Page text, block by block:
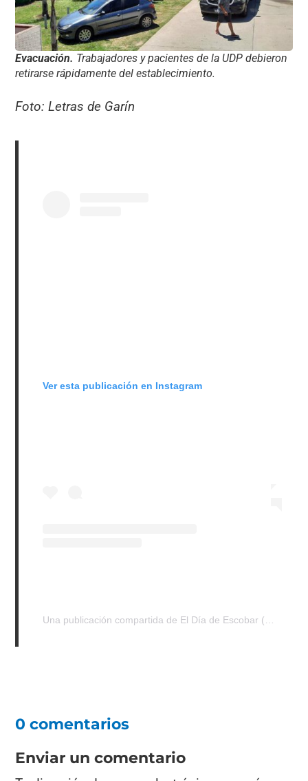
Evacuación. Trabajadores y pacientes de la UDP debieron
retirarse rápidamente del establecimiento.
Foto: Letras de Garín
Ver esta publicación en Instagram
0 comentarios
Enviar un comentario